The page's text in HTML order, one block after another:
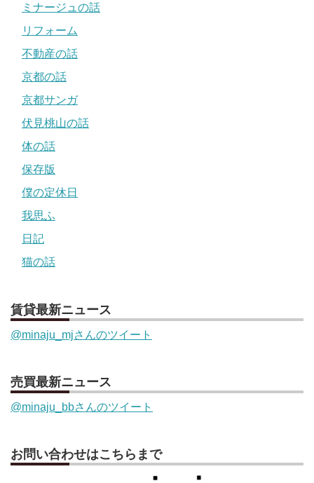
ミナージュの話
リフォーム
不動産の話
京都の話
京都サンガ
伏見桃山の話
体の話
保存版
僕の定休日
我思ふ
日記
猫の話
賃貸最新ニュース
@minaju_mjさんのツイート
売買最新ニュース
@minaju_bbさんのツイート
お問い合わせはこちらまで